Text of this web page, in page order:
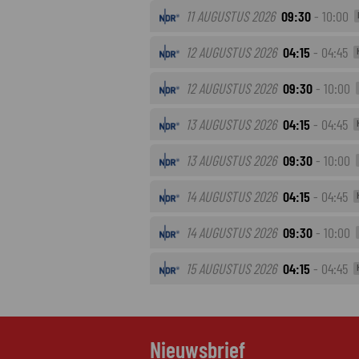
11 AUGUSTUS 2026 09:30 - 10:00
12 AUGUSTUS 2026 04:15 - 04:45
12 AUGUSTUS 2026 09:30 - 10:00
13 AUGUSTUS 2026 04:15 - 04:45
13 AUGUSTUS 2026 09:30 - 10:00
14 AUGUSTUS 2026 04:15 - 04:45
14 AUGUSTUS 2026 09:30 - 10:00
15 AUGUSTUS 2026 04:15 - 04:45
Nieuwsbrief